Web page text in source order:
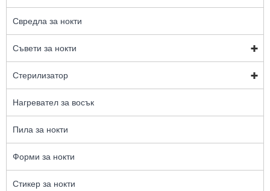
Свредла за нокти
Съвети за нокти
Стерилизатор
Нагревател за восък
Пила за нокти
Форми за нокти
Стикер за нокти